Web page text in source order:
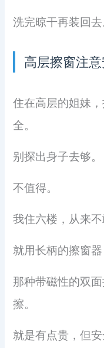
洗完晾干再装回去
高层擦窗注
住在高层的姐妹
全。
别探出身子去够。
不值得。
我住六楼，从来不
就用长柄的擦窗器
那种带磁性的双
擦。
就是有点贵，但安